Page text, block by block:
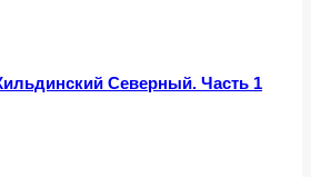
Северный. Часть 1